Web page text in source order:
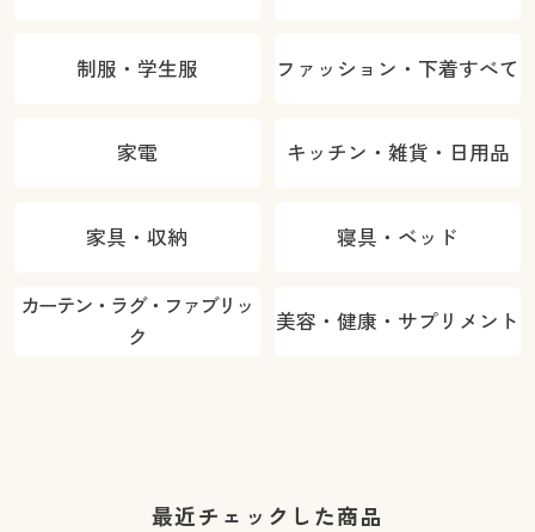
制服・学生服 ファッション・下着すべて
家電 キッチン・雑貨・日用品
家具・収納 寝具・ベッド
カーテン・ラグ・ファブリッ
ク
美容・健康・サプリメント
最近チェックした商品